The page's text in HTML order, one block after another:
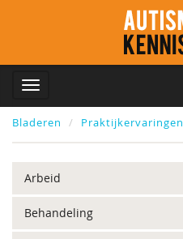
Bladeren Praktijkervaringen
Arbeid
Behandeling